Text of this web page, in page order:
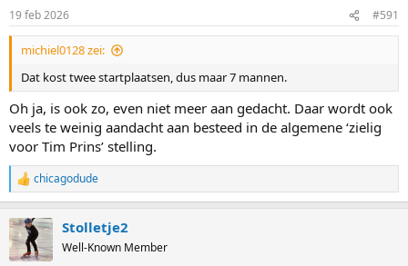
s
:
19 feb 2026 #591
michiel0128 zei:
Dat kost twee startplaatsen, dus maar 7 mannen.
Oh ja, is ook zo, even niet meer aan gedacht. Daar wordt ook
veels te weinig aandacht aan besteed in de algemene ‘zielig
voor Tim Prins’ stelling.
R
e
c
t
i
chicagodude
Stolletje2
Well-Known Member